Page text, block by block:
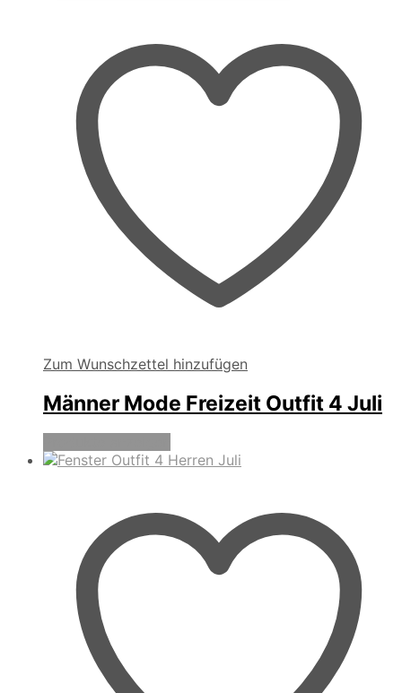
Zum Wunschzettel hinzufügen
Männer Mode Freizeit Outfit 4 Juli